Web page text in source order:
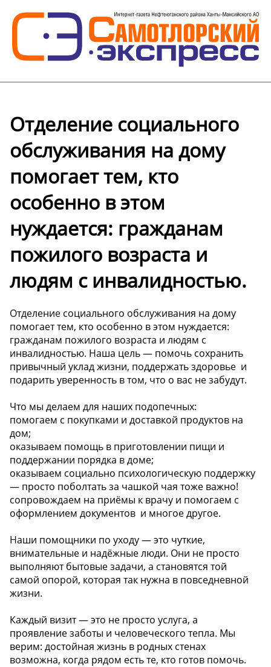
Отделение социального
обслуживания на дому
помогает тем, кто
особенно в этом
нуждается: гражданам
пожилого возраста и
людям с инвалидностью.
Отделение социального обслуживания на дому
помогает тем, кто особенно в этом нуждается:
гражданам пожилого возраста и людям с
инвалидностью. Наша цель — помочь сохранить
привычный уклад жизни, поддержать здоровье ️ и
подарить уверенность в том, что о вас не забудут.
Что мы делаем для наших подопечных:
помогаем с покупками и доставкой продуктов на
дом;
оказываем помощь в приготовлении пищи и
поддержании порядка в доме;
оказываем социально психологическую поддержку
— просто поболтать за чашкой чая тоже важно!
сопровождаем на приёмы к врачу и помогаем с
оформлением документов ️ и многое другое.
Наши помощники по уходу — это чуткие,
внимательные и надёжные люди. Они не просто
выполняют бытовые задачи, а становятся той
самой опорой, которая так нужна в повседневной
жизни.
Каждый визит — это не просто услуга, а
проявление заботы и человеческого тепла. Мы
верим: достойная жизнь в родных стенах
возможна, когда рядом есть те, кто готов помочь.